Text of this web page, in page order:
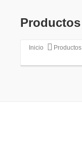
Productos
Inicio Productos